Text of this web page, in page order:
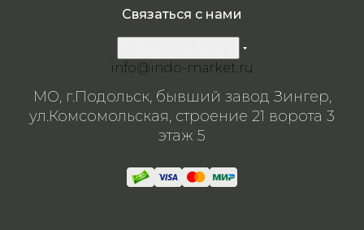
Связаться с нами
info@indo-market.ru
МО, г.Подольск, бывший завод Зингер,
ул.Комсомольская, строение 21 ворота 3
этаж 5